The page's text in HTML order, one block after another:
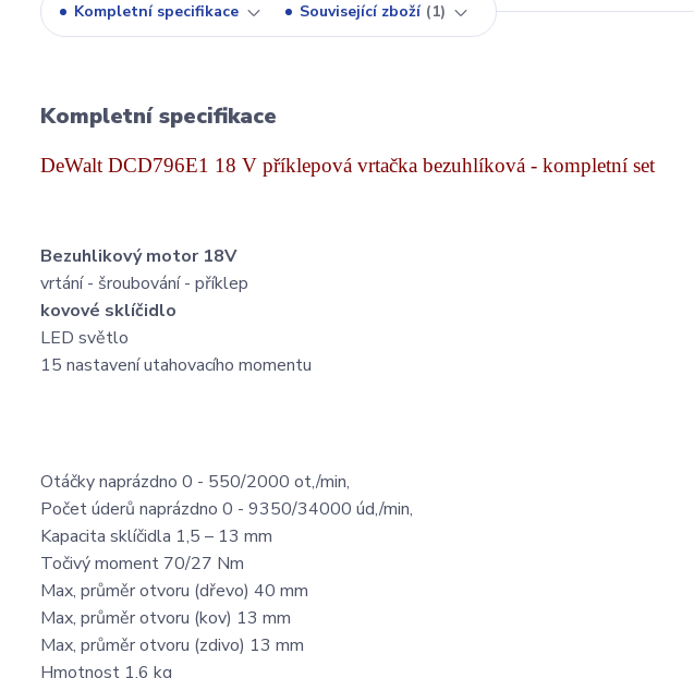
Kompletní specifikace Související zboží 1
Kompletní specifikace
DeWalt DCD796E1 18 V příklepová vrtačka bezuhlíková - kompletní set
Bezuhlikový motor 18V
vrtání - šroubování - příklep
kovové sklíčidlo
LED světlo
15 nastavení utahovacího momentu
Otáčky naprázdno 0 - 550/2000 ot,/min,
Počet úderů naprázdno 0 - 9350/34000 úd,/min,
Kapacita sklíčidla 1,5 – 13 mm
Točivý moment 70/27 Nm
Max, průměr otvoru (dřevo) 40 mm
Max, průměr otvoru (kov) 13 mm
Max, průměr otvoru (zdivo) 13 mm
Hmotnost 1,6 kg